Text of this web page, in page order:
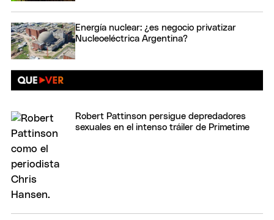
Energía nuclear: ¿es negocio privatizar
Nucleoeléctrica Argentina?
Robert Pattinson persigue depredadores
sexuales en el intenso tráiler de Primetime